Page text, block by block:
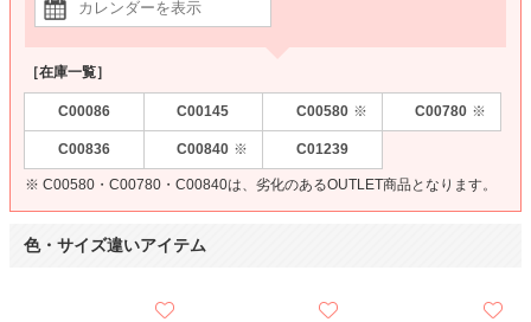
［在庫一覧］
C00086 C00145 C00580 ※ C00780 ※
C00836 C00840 ※ C01239
※ C00580・C00780・C00840は、劣化のあるOUTLET商品となります。
色・サイズ違いアイテム